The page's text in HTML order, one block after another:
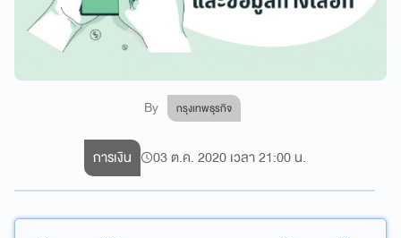
By กรุงเทพธุรกิจ
การเงิน 03 ต.ค. 2020 เวลา 21:00 น.